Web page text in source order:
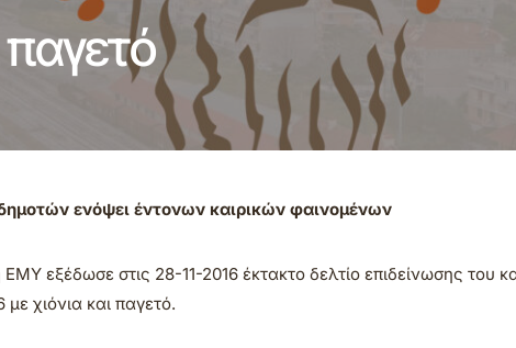
παγετό
ενόψει έντονων καιρικών φαινομένων
εξέδωσε στις 28-11-2016 έκτακτο δελτίο επιδείνωσης του
χιόνια και παγετό.